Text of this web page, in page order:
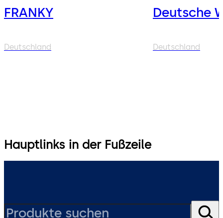
FRANKY
Deutschland
Deutsche
Deutschland
Hauptlinks in der Fußzeile